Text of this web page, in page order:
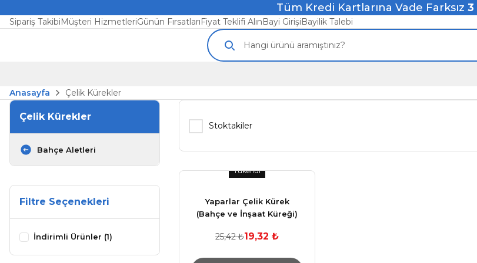
Tüm Kredi Kartlarına Vade Farksız 3
Sipariş TakibiMüşteri HizmetleriGünün FırsatlarıFiyat Teklifi AlınBayi GirişiBayilik Talebi
Anasayfa
Çelik Kürekler
Çelik Kürekler
Bahçe Aletleri
Filtre Seçenekleri
İndirimli Ürünler (1)
Stoktakiler
Tükendi
Yaparlar Çelik Kürek
(Bahçe ve İnşaat Küreği)
25,42 ₺19,32 ₺